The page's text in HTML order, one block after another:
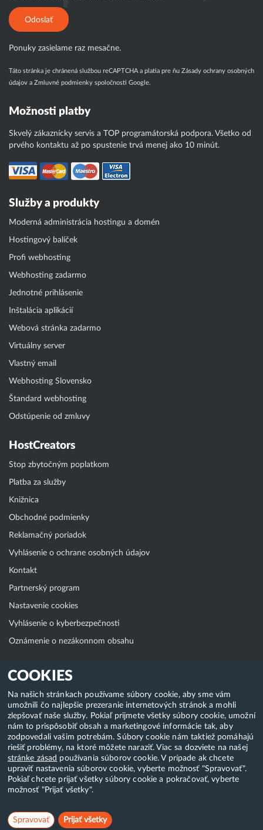
COOKIES
Na našich stránkach používame súbory cookie, aby sme vám
umožnili čo najlepšie prezeranie internetových stránok a mohli
zlepšovať naše služby. Pokiaľ prijmete všetky súbory cookie, umožní
nám to prispôsobiť obsah a marketingové informácie tak, aby
zodpovedali vašim potrebám. Súbory cookie nám taktiež pomáhajú
riešiť problémy, na ktoré môžete naraziť. Viac sa dozviete na našej
stránke zásad používania súborov cookie. V prípade ak chcete
upraviť nastavenia súborov cookie, vyberte možnosť "Spravovať".
Pokiaľ chcete prijať všetky súbory cookie a pokračovať, vyberte
možnosť "Prijať všetky".
Spravovať Prijať všetky
Odoslať
Ponuky zasielame raz mesačne.
Táto stránka je chránená službou reCAPTCHA a platia pre ňu Zásady ochrany osobných
údajov a Zmluvné podmienky spoločnosti Google.
Možnosti platby
Skvelý zákaznícky servis a TOP programátorská podpora. Všetko od
prvého kontaktu až po spustenie trvá menej ako 10 minút.
Služby a produkty
Moderná administrácia hostingu a domén
Hostingový balíček
Profi webhosting
Webhosting zadarmo
Jednotné prihlásenie
Inštalácia aplikácií
Webová stránka zadarmo
Virtuálny server
Vlastný email
Webhosting Slovensko
Štandard webhosting
Odstúpenie od zmluvy
HostCreators
Stop zbytočným poplatkom
Platba za služby
Knižnica
Obchodné podmienky
Reklamačný poriadok
Vyhlásenie o ochrane osobných údajov
Kontakt
Partnerský program
Nastavenie cookies
Vyhlásenie o kyberbezpečnosti
Oznámenie o nezákonnom obsahu
Klientská zóna
WebAdmin
WebMail
Zmena hesla (E-mail, FTP, SSH)
Webhosting
Domény
Copyright & 2018-2026 HostCreators. Všetky práva vyhradené